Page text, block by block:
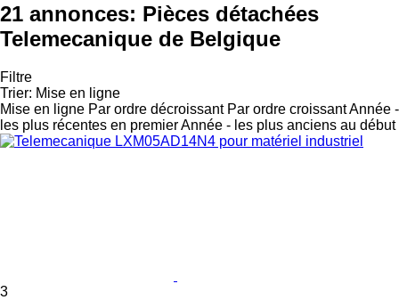
21 annonces: Pièces détachées
Telemecanique de Belgique
Filtre
Trier: Mise en ligne
Mise en ligne Par ordre décroissant Par ordre croissantAnnée -
les plus récentes en premierAnnée - les plus anciens au début
3